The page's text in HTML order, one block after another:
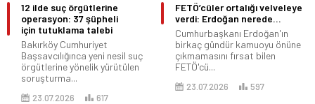
12 ilde suç örgütlerine
operasyon: 37 şüpheli
için tutuklama talebi
Bakırköy Cumhuriyet
Başsavcılığınca yeni nesil suç
örgütlerine yönelik yürütülen
soruşturma...
23.07.2026 617
FETÖ’cüler ortalığı velveleye
verdi: Erdoğan nerede…
Cumhurbaşkanı Erdoğan'ın
birkaç gündür kamuoyu önüne
çıkmamasını fırsat bilen
FETÖ'cü...
23.07.2026 597